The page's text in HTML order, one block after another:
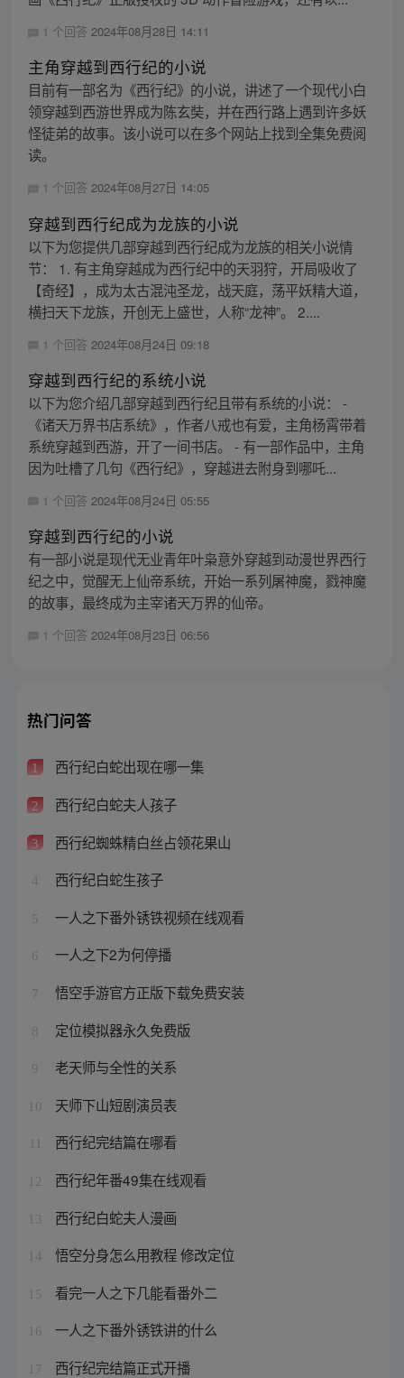
1 个回答 2024年08月28日 14:11
主角穿越到西行纪的小说
目前有一部名为《西行纪》的小说，讲述了一个现代小白
领穿越到西游世界成为陈玄奘，并在西行路上遇到许多妖
怪徒弟的故事。该小说可以在多个网站上找到全集免费阅
读。
1 个回答 2024年08月27日 14:05
穿越到西行纪成为龙族的小说
以下为您提供几部穿越到西行纪成为龙族的相关小说情
节： 1. 有主角穿越成为西行纪中的天羽狩，开局吸收了
【奇经】，成为太古混沌圣龙，战天庭，荡平妖精大道，
横扫天下龙族，开创无上盛世，人称“龙神”。 2....
1 个回答 2024年08月24日 09:18
穿越到西行纪的系统小说
以下为您介绍几部穿越到西行纪且带有系统的小说： -
《诸天万界书店系统》，作者八戒也有爱，主角杨霄带着
系统穿越到西游，开了一间书店。 - 有一部作品中，主角
因为吐槽了几句《西行纪》，穿越进去附身到哪吒...
1 个回答 2024年08月24日 05:55
穿越到西行纪的小说
有一部小说是现代无业青年叶枭意外穿越到动漫世界西行
纪之中，觉醒无上仙帝系统，开始一系列屠神魔，戮神魔
的故事，最终成为主宰诸天万界的仙帝。
1 个回答 2024年08月23日 06:56
热门问答
1 西行纪白蛇出现在哪一集
2 西行纪白蛇夫人孩子
3 西行纪蜘蛛精白丝占领花果山
4 西行纪白蛇生孩子
5 一人之下番外锈铁视频在线观看
6 一人之下2为何停播
7 悟空手游官方正版下载免费安装
8 定位模拟器永久免费版
9 老天师与全性的关系
10 天师下山短剧演员表
西行纪完结篇在哪看
12 西行纪年番49集在线观看
13 西行纪白蛇夫人漫画
14 悟空分身怎么用教程 修改定位
15 看完一人之下几能看番外二
16 一人之下番外锈铁讲的什么
17 西行纪完结篇正式开播